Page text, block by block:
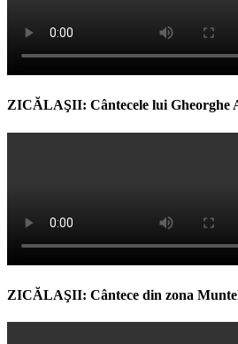
ZICĂLAŞII: Cântecele lui Gheorghe
ZICĂLAŞII: Cântece din zona